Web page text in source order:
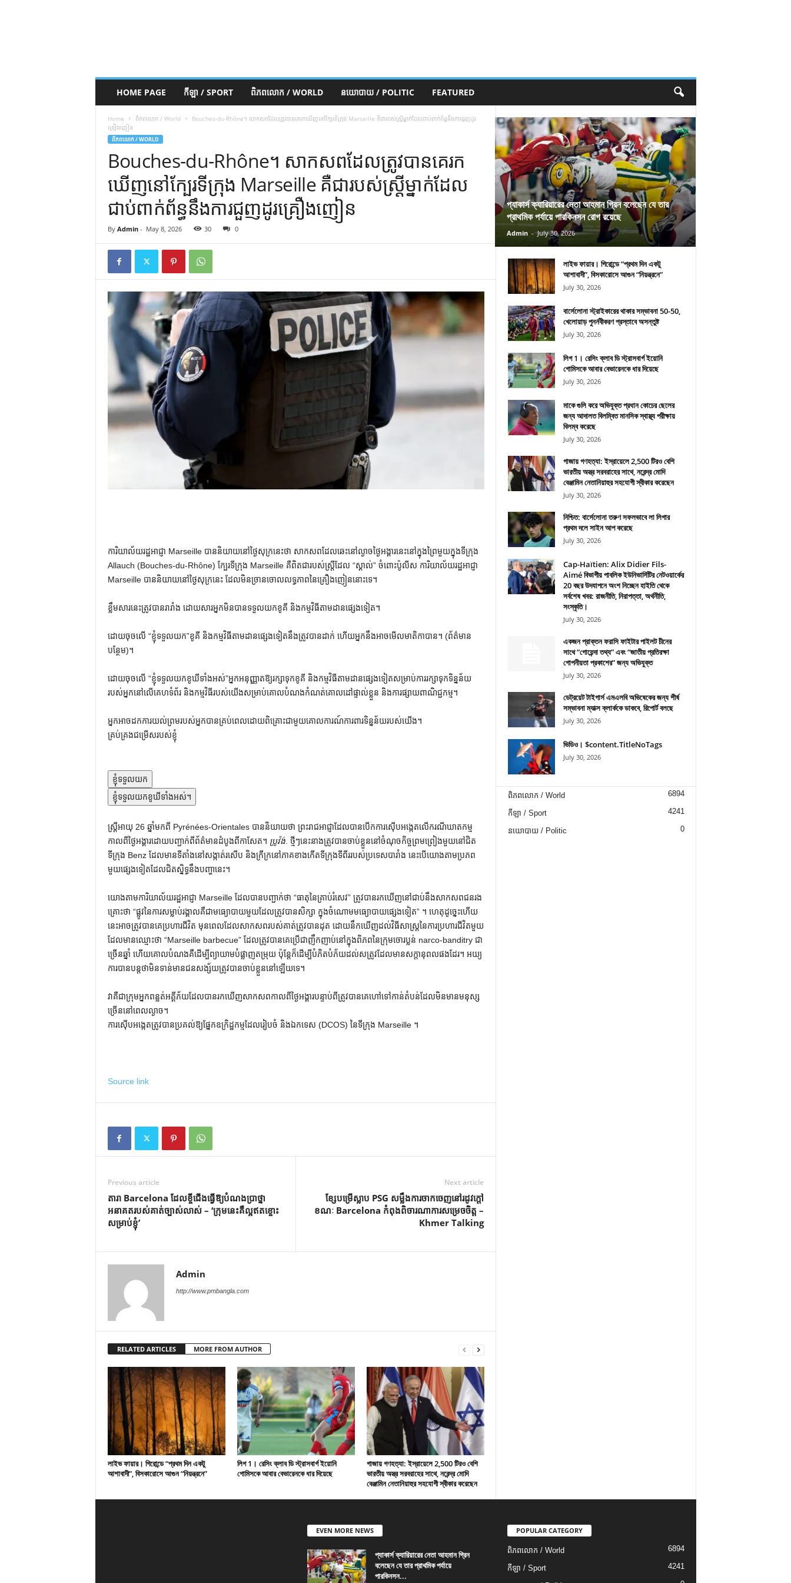
HOME PAGE កីឡា / SPORT ពិភពលោក / WORLD នយោបាយ / POLITIC FEATURED
Home ពិភពលោក / World
Bouches-du-Rhône។ សាកសព​ដែល​ត្រូវ​បាន​គេ​រក​ឃើញ​នៅ​ក្បែរ​ទីក្រុង Marseille គឺ​ជា​របស់​ស្ត្រី​ម្នាក់​ដែល​ជាប់​ពាក់ព័ន្ធ​នឹង​ការ​ជួញ​ដូរ​
គ្រឿង​ញៀន
ពិភពលោក / WORLD
Bouches-du-Rhône។ សាកសព​ដែល​ត្រូវ​បាន​គេ​រក​
ឃើញ​នៅ​ក្បែរ​ទីក្រុង Marseille គឺ​ជា​របស់​ស្ត្រី​ម្នាក់​ដែល​
ជាប់​ពាក់ព័ន្ធ​នឹង​ការ​ជួញ​ដូរ​គ្រឿង​ញៀន
By Admin- May 8, 2026 30 0
ការិយាល័យរដ្ឋអាជ្ញា Marseille បាននិយាយនៅថ្ងៃសុក្រនេះថា សាកសពដែលឆេះនៅល្ងាចថ្ងៃអង្គារនេះនៅក្នុងព្រៃមួយក្នុងទីក្រុង
Allauch (Bouches-du-Rhône) ក្បែរទីក្រុង Marseille គឺពិតជារបស់ស្ត្រីដែល “ស្គាល់” ចំពោះប៉ូលីស ការិយាល័យរដ្ឋអាជ្ញា
Marseille បាននិយាយនៅថ្ងៃសុក្រនេះ ដែលមិនច្រានចោលលទ្ធភាពនៃគ្រឿងញៀននោះទេ។
ខ្លឹមសារនេះត្រូវបានរារាំង ដោយសារអ្នកមិនបានទទួលយកខូគី និងកម្មវិធីតាមដានផ្សេងទៀត។
ដោយចុចលើ “ខ្ញុំទទួលយក”ខូគី និងកម្មវិធីតាមដានផ្សេងទៀតនឹងត្រូវបានដាក់ ហើយអ្នកនឹងអាចមើលមាតិកាបាន។ (ព័ត៌មាន
បន្ថែម)។
ដោយចុចលើ “ខ្ញុំទទួលយកខូឃីទាំងអស់”អ្នកអនុញ្ញាតឱ្យរក្សាទុកខូគី និងកម្មវិធីតាមដានផ្សេងទៀតសម្រាប់ការរក្សាទុកទិន្នន័យ
របស់អ្នកនៅលើគេហទំព័រ និងកម្មវិធីរបស់យើងសម្រាប់គោលបំណងកំណត់គោលដៅផ្ទាល់ខ្លួន និងការផ្សាយពាណិជ្ជកម្ម។
អ្នកអាចដកការយល់ព្រមរបស់អ្នកបានគ្រប់ពេលដោយពិគ្រោះជាមួយគោលការណ៍ការពារទិន្នន័យរបស់យើង។
គ្រប់គ្រងជម្រើសរបស់ខ្ញុំ
ខ្ញុំទទួលយក
ខ្ញុំទទួលយកខូឃីទាំងអស់។
ស្ត្រីអាយុ 26 ឆ្នាំមកពី Pyrénées-Orientales បាននិយាយថា ព្រះរាជអាជ្ញាដែលបានបើកការស៊ើបអង្កេតលើករណីឃាតកម្ម
កាលពីថ្ងៃអង្គារដោយបញ្ជាក់ពីព័ត៌មានដំបូងពីកាសែត។ ប្រូវ៉ង់. ថ្មីៗនេះនាងត្រូវបានចាប់ខ្លួននៅចំណុចកិច្ចព្រមព្រៀងមួយនៅជិត
ទីក្រុង Benz ដែលមានទីតាំងនៅសង្កាត់រសើប និងក្រីក្រនៅភាគខាងកើតទីក្រុងទីពីររបស់ប្រទេសបារាំង នេះបើយោងតាមប្រភព
មួយផ្សេងទៀតដែលជិតស្និទ្ធនឹងបញ្ហានេះ។
យោងតាមការិយាល័យរដ្ឋអាជ្ញា Marseille ដែលបានបញ្ជាក់ថា “ធាតុនៃគ្រាប់រំសេវ” ត្រូវបានរកឃើញនៅជាប់នឹងសាកសពជនរង
គ្រោះថា “ផ្លូវនៃការសម្លាប់រង្គាលគឺជាមធ្យោបាយមួយដែលត្រូវបានសិក្សា ក្នុងចំណោមមធ្យោបាយផ្សេងទៀត” ។ ហេតុដូច្នេះហើយ
នេះអាចត្រូវបានគេប្រហារជីវិត មុនពេលដែលសាកសពរបស់គាត់ត្រូវបានដុត ដោយនឹកឃើញដល់វិធីសាស្រ្តនៃការប្រហារជីវិតមួយ
ដែលមានឈ្មោះថា “Marseille barbecue” ដែលត្រូវបានគេប្រើជាញឹកញាប់នៅក្នុងពិភពនៃក្រុមចោរប្លន់ narco-banditry ជា
ច្រើនឆ្នាំ ហើយគោលបំណងគឺដើម្បីព្យាយាមបំផ្លាញតម្រុយ ប៉ុន្តែក៏ដើម្បីបំភិតបំភ័យដល់សត្រូវដែលមានសក្តានុពលផងដែរ។ អយ្យ
ការ​បាន​បន្ត​ថា​មិន​ទាន់​មាន​ជន​សង្ស័យ​ត្រូវ​បាន​ចាប់​ខ្លួន​នៅ​ឡើយ​ទេ​។
វាគឺជាក្រុមអ្នកពន្លត់អគ្គីភ័យដែលបានរកឃើញសាកសពកាលពីថ្ងៃអង្គារបន្ទាប់ពីត្រូវបានគេហៅទៅកាន់តំបន់ដែលមិនមានមនុស្ស
ច្រើននៅពេលល្ងាច។
ការស៊ើបអង្កេតត្រូវបានប្រគល់ឱ្យផ្នែកឧក្រិដ្ឋកម្មដែលរៀបចំ និងឯកទេស (DCOS) នៃទីក្រុង Marseille ។
Source link
Previous article
តារា Barcelona ដែលខ្ចីជើងធ្វើឱ្យបំណងប្រាថ្នា
អនាគតរបស់គាត់ច្បាស់លាស់ – ‘ក្រុមនេះគឺល្អឥតខ្ចោះ
សម្រាប់ខ្ញុំ’
Next article
ខ្សែ​បម្រើ​ស្លាប PSG សម្លឹង​ការ​ចាកចេញ​នៅ​រដូវ​ក្ដៅ
ខណៈ Barcelona កំពុង​ពិចារណា​ការ​សម្រេច​ចិត្ត –
Khmer Talking
Admin
http://www.pmbangla.com
RELATED ARTICLES MORE FROM AUTHOR
লাইভ ফায়ার। গিরোন্ডে “প্রথম দিন একটু
আশাবাদী”, বিসকারোসে আগুন “নিয়ন্ত্রনে”
লিগ 1। রেসিং ক্লাব ডি স্ট্রাসবার্গ ইয়োনি
গোমিসকে আবার বেভারেনকে ধার দিয়েছে
গাজায় গণহত্যা: ইস্রায়েলে 2,500 টিরও বেশি
ভারতীয় অস্ত্র সরবরাহের সাথে, নরেন্দ্র মোদি
বেঞ্জামিন নেতানিয়াহুর সহযোগী স্বীকার করেছেন
প্যাকার্স ক্যারিয়ারের নেতা আহমান গ্রিন বলেছেন যে তার
প্রাথমিক পর্যায়ে পারকিনসন রোগ রয়েছে
Admin - July 30, 2026
লাইভ ফায়ার। গিরোন্ডে “প্রথম দিন একটু
আশাবাদী”, বিসকারোসে আগুন “নিয়ন্ত্রনে”
July 30, 2026
বার্সেলোনা স্ট্রাইকারের থাকার সম্ভাবনা 50-50,
খেলোয়াড় পুনর্নবীকরণ প্রস্তাবে অসন্তুষ্ট
July 30, 2026
লিগ 1। রেসিং ক্লাব ডি স্ট্রাসবার্গ ইয়োনি
গোমিসকে আবার বেভারেনকে ধার দিয়েছে
July 30, 2026
মাকে গুলি করে অভিযুক্ত প্রধান কোচের ছেলের
জন্য আদালত বিলম্বিত মানসিক স্বাস্থ্য পরীক্ষায়
বিলম্ব করেছে
July 30, 2026
গাজায় গণহত্যা: ইস্রায়েলে 2,500 টিরও বেশি
ভারতীয় অস্ত্র সরবরাহের সাথে, নরেন্দ্র মোদি
বেঞ্জামিন নেতানিয়াহুর সহযোগী স্বীকার করেছেন
July 30, 2026
নিশ্চিত: বার্সেলোনা তরুণ সফলভাবে লা লিগার
প্রথম দলে সাইন আপ করেছে
July 30, 2026
Cap-Haïtien: Alix Didier Fils-
Aimé বিভাগীয় পাবলিক ইউনিভার্সিটির নেটওয়ার্কের
20 বছর উদযাপনে অংশ নিচ্ছেন হাইতি থেকে
সর্বশেষ খবর: রাজনীতি, নিরাপত্তা, অর্থনীতি,
সংস্কৃতি।
July 30, 2026
একজন প্রাক্তন ফরাসি ফাইটার পাইলট চীনের
সাথে “গোয়েন্দা তথ্য” এবং “জাতীয় প্রতিরক্ষা
গোপনীয়তা প্রকাশের” জন্য অভিযুক্ত
July 30, 2026
ডেট্রয়েট টাইগার্স এমএলবি অভিষেকের জন্য শীর্ষ
সম্ভাবনা ম্যাক্স ক্লার্ককে ডাকবে, রিপোর্ট বলছে
July 30, 2026
ভিডিও। $content.TitleNoTags
July 30, 2026
ពិភពលោក / World 6894
កីឡា / Sport 4241
នយោបាយ / Politic 0
EVEN MORE NEWS
প্যাকার্স ক্যারিয়ারের নেতা আহমান গ্রিন
বলেছেন যে তার প্রাথমিক পর্যায়ে
পারকিনসন...
POPULAR CATEGORY
ពិភពលោក / World 6894
កីឡា / Sport 4241